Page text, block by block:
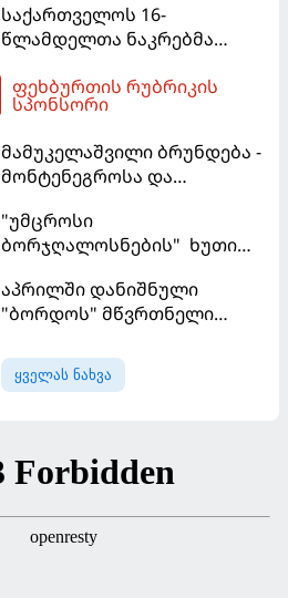
საქართველოს 16-
წლამდელთა ნაკრებმა
მარცხით გახსნა
ფეხბურთის რუბრიკის
სპონსორი
მამუკელაშვილი ბრუნდება -
მონტენეგროსა და
მატჩებისთვის საქართველო
მზადებას 15
"უმცროსი
ბორჯღალოსნების" ხუთი
აპრილში დანიშნული
"ბორდოს" მწვრთნელი
ყველას ნახვა